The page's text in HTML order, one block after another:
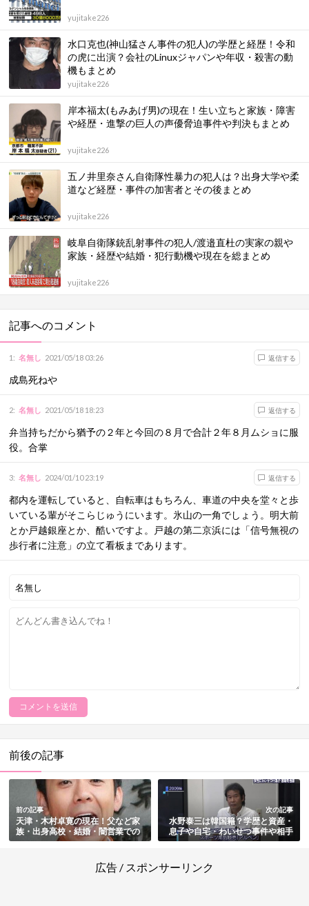
yujitake226
水口克也(神山猛さん事件の犯人)の学歴と経歴！令和
の虎に出演？会社のLinuxジャパンや年収・殺害の動
機もまとめ
yujitake226
岸本福太(もみあげ男)の現在！生い立ちと家族・障害
や経歴・進撃の巨人の声優脅迫事件や判決もまとめ
yujitake226
五ノ井里奈さん自衛隊性暴力の犯人は？出身大学や柔
道など経歴・事件の加害者とその後まとめ
yujitake226
岐阜自衛隊銃乱射事件の犯人/渡邉直杜の実家の親や
家族・経歴や結婚・犯行動機や現在を総まとめ
yujitake226
記事へのコメント
1 : 名無し 2021/05/18 03:26 返信する
成島死ねや
2: 名無し 2021/05/18 18:23 返信する
弁当持ちだから猶予の２年と今回の８月で合計２年８月ムショに服
役。合掌
3: 名無し 2024/01/10 23:19 返信する
都内を運転していると、自転車はもちろん、車道の中央を堂々と歩
いている輩がそこらじゅうにいます。氷山の一角でしょう。明大前
とか戸越銀座とか、酷いですよ。戸越の第二京浜には「信号無視の
歩行者に注意」の立て看板まであります。
前後の記事
前の記事
天津・木村卓寛の現在！父など家
族・出身高校・結婚・闇営業での
謹慎・ヒロミの運転手の今などを
次の記事
水野泰三は韓国籍？学歴と資産・
息子や自宅・わいせつ事件や相手
など現在まで総まとめ
広告 / スポンサーリンク